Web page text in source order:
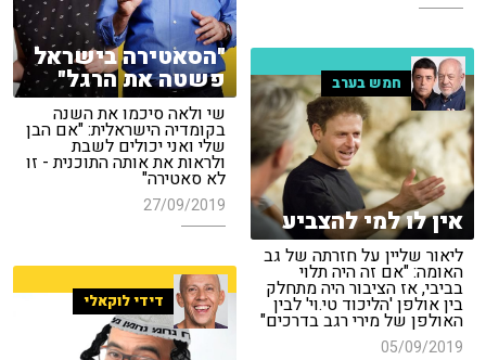
"הסאטירה בישראל
פשטה את הרגל"
שי ולאה סיכמו את השנה
בקומדיה הישראלית: "אם הבן
שלי ואני יכולים לשבת
ולראות את אותה התוכנית - זו
לא סאטירה"
27/09/2019
חמש בערב
אין לו למי להצביע
ליאור שליין על חזרתה של גב
האומה: "אם זה היה תלוי
בביבי, אז הציבור היה מתחלק
בין אולפן 'הליכוד טי.וי' לבין
האולפן של מירי רגב בדרכים"
05/09/2019
דידי לוקאלי